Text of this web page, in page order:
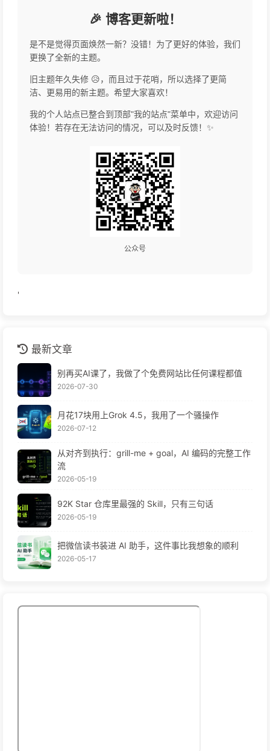
🎉 博客更新啦！
是不是觉得页面焕然一新？没错！为了更好的体验，我们
更换了全新的主题。
旧主题年久失修 😥，而且过于花哨，所以选择了更简
洁、更易用的新主题。希望大家喜欢！
我的个人站点已整合到顶部"我的站点"菜单中，欢迎访问
体验！若存在无法访问的情况，可以及时反馈！✨
公众号
'
最新文章
别再买AI课了，我做了个免费网站比任何课程都值
2026-07-30
月花17块用上Grok 4.5，我用了一个骚操作
2026-07-12
从对齐到执行：grill-me + goal，AI 编码的完整工作
流
2026-05-19
92K Star 仓库里最强的 Skill，只有三句话
2026-05-19
把微信读书装进 AI 助手，这件事比我想象的顺利
2026-05-17